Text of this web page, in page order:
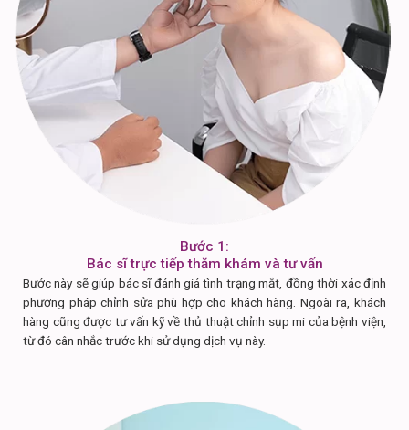
Bước 1:
Bác sĩ trực tiếp thăm khám và tư vấn
Bước này sẽ giúp bác sĩ đánh giá tình trạng mắt, đồng thời xác định
phương pháp chỉnh sửa phù hợp cho khách hàng. Ngoài ra, khách
hàng cũng được tư vấn kỹ về thủ thuật chỉnh sụp mi của bệnh viện,
từ đó cân nhắc trước khi sử dụng dịch vụ này.